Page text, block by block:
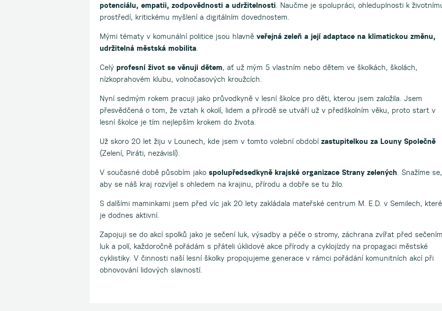
potenciálu, empatii, zodpovědnosti a udržitelnosti. Naučme je spolupráci, ohleduplnosti k
prostředí, kritickému myšlení a digitálním dovednostem.
Mými tématy v komunální politice jsou hlavně veřejná zeleň a její adaptace na klimatickou změnu,
udržitelná městská mobilita.
Celý profesní život se věnuji dětem, ať už mým 5 vlastním nebo dětem ve školkách, školách,
nízkoprahovém klubu, volnočasových kroužcích.
Nyní sedmým rokem pracuji jako průvodkyně v lesní školce pro děti, kterou jsem založila. Jsem
přesvědčená o tom, že vztah k okolí, lidem a přírodě se utváří už v předškolním věku, proto start v
lesní školce je tím nejlepším krokem do života.
Už skoro 20 let žiju v Lounech, kde jsem v tomto volební období zastupitelkou za Louny Společně
(Zelení, Piráti, nezávislí).
V současné době působím jako spolupředsedkyně krajské organizace Strany zelených. Snažíme se,
aby se náš kraj rozvíjel s ohledem na krajinu, přírodu a dobře se tu žilo.
S dalšími maminkami jsem před víc jak 20 lety zakládala mateřské centrum M. E.D. v Semilech, které
je dodnes aktivní.
Zapojuji se do akcí spolků jako je sečení luk, výsadby a péče o stromy, záchrana zvířat před
luk a polí, každoročně pořádám s přáteli úklidové akce přírody a cyklojízdy na propagaci městské
cyklistiky. V činnosti naší lesní školky propojujeme generace v rámci pořádání komunitních akcí při
obnovování lidových slavností.